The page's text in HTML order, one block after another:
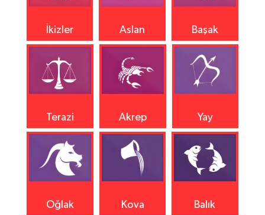
İkizler Aslan Başak
Terazi Akrep Yay
Oğlak Kova Balık